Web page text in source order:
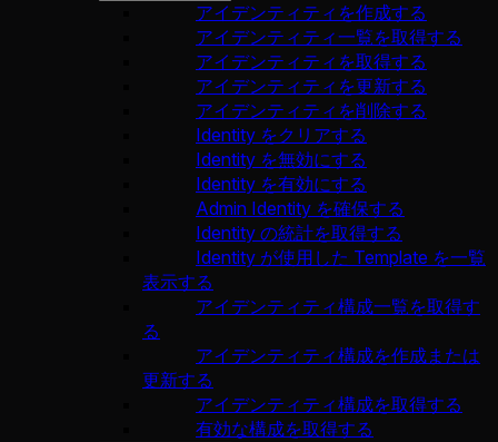
アイデンティティを作成する
アイデンティティ一覧を取得する
アイデンティティを取得する
アイデンティティを更新する
アイデンティティを削除する
Identity をクリアする
Identity を無効にする
Identity を有効にする
Admin Identity を確保する
Identity の統計を取得する
Identity が使用した Template を一覧
表示する
アイデンティティ構成一覧を取得す
る
アイデンティティ構成を作成または
更新する
アイデンティティ構成を取得する
有効な構成を取得する